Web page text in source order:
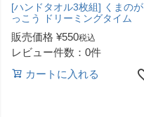
[ハンドタオル3枚組] くまのが
っこう ドリーミングタイム
販売価格 ¥550税込
レビュー件数：0件
カートに入れる